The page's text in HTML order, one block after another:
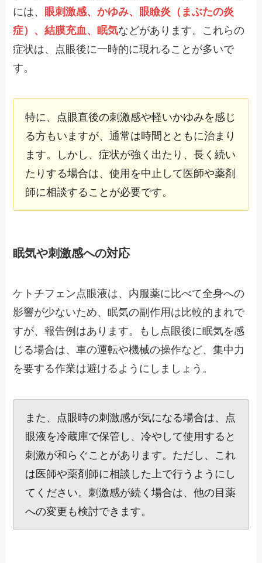
には、
眼刺激感、かゆみ、眼瞼炎（まぶたの炎
症）、結膜充血、眠気などがあります。これらの
症状は、点眼後に一時的に現れることが多いで
す。
特に、点眼直後の刺激感や軽いかゆみを感じ
る方もいますが、通常は時間とともに治まり
ます。しかし、症状が強く出たり、長く続い
たりする場合は、使用を中止して医師や薬剤
師に相談することが必要です。
眠気や刺激感への対応
ケトチフェン点眼液は、内服薬に比べて全身への
影響が少ないため、眠気の副作用は比較的まれで
すが、報告例はあります。もし点眼後に眠気を感
じる場合は、車の運転や機械の操作など、集中力
を要する作業は避けるようにしましょう。
また、点眼時の刺激感が気になる場合は、点
眼液を冷蔵庫で保管し、冷やして使用すると
刺激が和らぐことがあります。ただし、これ
は医師や薬剤師に相談した上で行うようにし
てください。刺激感が続く場合は、他の目薬
への変更も検討できます。